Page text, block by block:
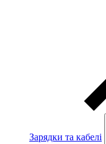
Зарядки та кабелі